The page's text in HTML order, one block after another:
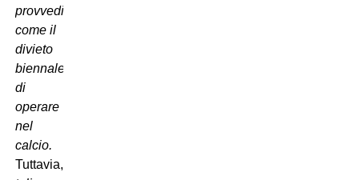
provvedimenti
come il
divieto
biennale
di
operare
nel
calcio.
Tuttavia,